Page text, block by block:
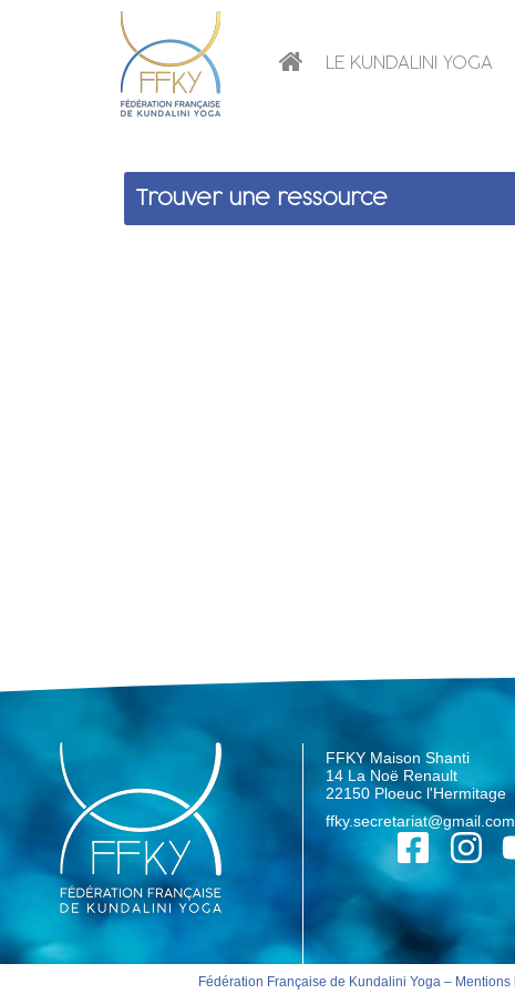
LE KUNDALINI YOGA
Trouver une ressource
FFKY Maison Shanti
14 La Noë Renault
22150 Ploeuc l'Hermitage
ffky.secretariat@gmail.com
Fédération Française de Kundalini Yoga – Mentions